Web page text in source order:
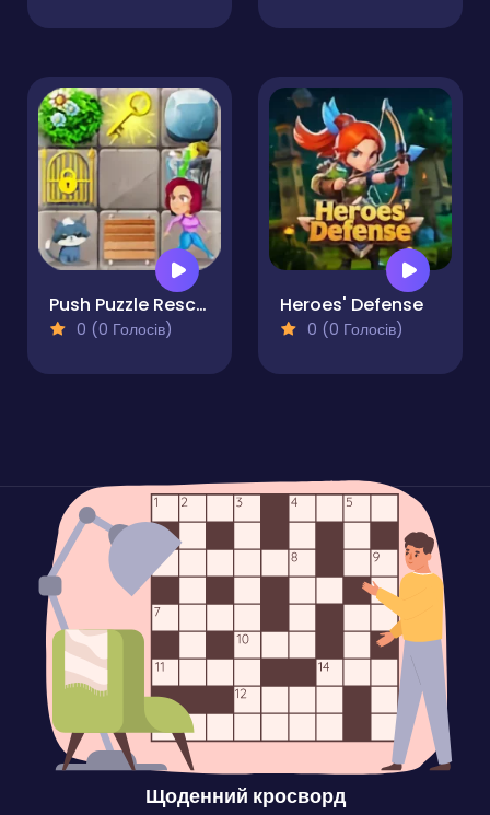
Push Puzzle Rescue Adventure
0 (0 Голосів)
Heroes' Defense
0 (0 Голосів)
Щоденний кросворд